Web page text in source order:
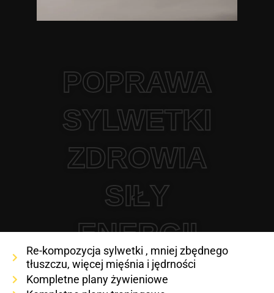
POPRAWA
SYLWETKI
ZDROWIA
SIŁY
ENERGII
Re-kompozycja sylwetki , mniej zbędnego
tłuszczu, więcej mięśnia i jędrności
Kompletne plany żywieniowe